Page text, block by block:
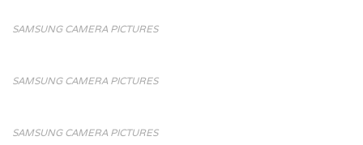
SAMSUNG CAMERA PICTURES
SAMSUNG CAMERA PICTURES
SAMSUNG CAMERA PICTURES